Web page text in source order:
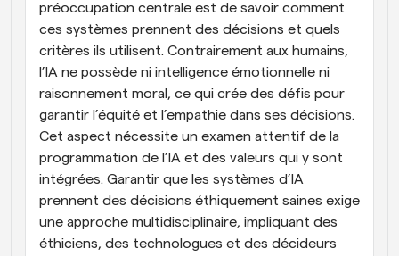
préoccupation centrale est de savoir comment
ces systèmes prennent des décisions et quels
critères ils utilisent. Contrairement aux humains,
l’IA ne possède ni intelligence émotionnelle ni
raisonnement moral, ce qui crée des défis pour
garantir l’équité et l’empathie dans ses décisions.
Cet aspect nécessite un examen attentif de la
programmation de l’IA et des valeurs qui y sont
intégrées. Garantir que les systèmes d’IA
prennent des décisions éthiquement saines exige
une approche multidisciplinaire, impliquant des
éthiciens, des technologues et des décideurs